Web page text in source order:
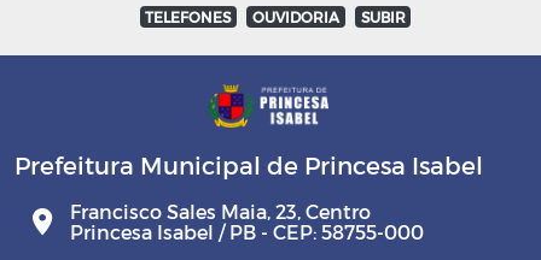
TELEFONES OUVIDORIA SUBIR
Prefeitura Municipal de Princesa Isabel
Francisco Sales Maia, 23, Centro
Princesa Isabel / PB - CEP: 58755-000